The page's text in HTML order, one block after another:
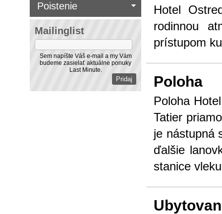
Hotel
rodinnou
prístupom
Poloha
Poloha
Tatier
je nástupná
ďalšie
stanice
Mailinglist
Sem napíšte Váš e-mail a my Vám
budeme zasielať aktuálne ponuky
Last Minute.
Poistenie